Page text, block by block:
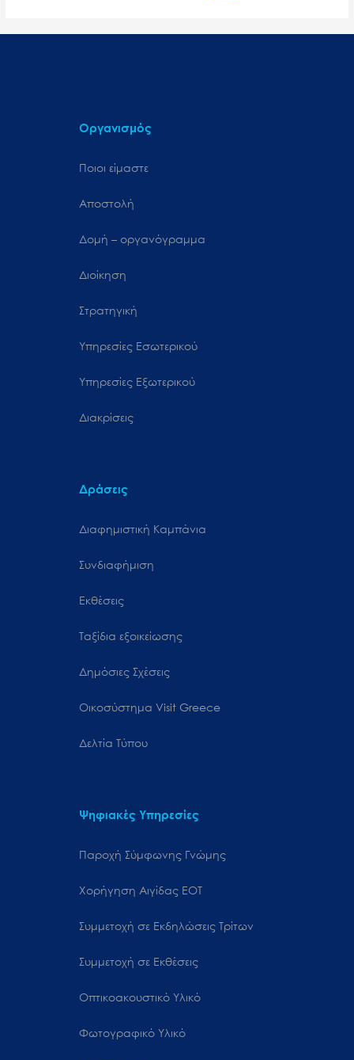
Οργανισμός
Ποιοι είμαστε
Αποστολή
Δομή – οργανόγραμμα
Διοίκηση
Στρατηγική
Υπηρεσίες Εσωτερικού
Υπηρεσίες Εξωτερικού
Διακρίσεις
Δράσεις
Διαφημιστική Καμπάνια
Συνδιαφήμιση
Εκθέσεις
Ταξίδια εξοικείωσης
Δημόσιες Σχέσεις
Oικοσύστημα Visit Greece
Δελτία Τύπου
Ψηφιακές Υπηρεσίες
Παροχή Σύμφωνης Γνώμης
Χορήγηση Αιγίδας ΕΟΤ
Συμμετοχή σε Εκδηλώσεις Τρίτων
Συμμετοχή σε Εκθέσεις
Οπτικοακουστικό Υλικό
Φωτογραφικό Υλικό